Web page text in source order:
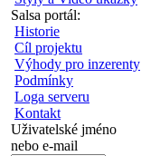
Salsa portál:
Historie
Cíl projektu
Výhody pro inzerenty
Podmínky
Loga serveru
Kontakt
Uživatelské jméno
nebo e-mail